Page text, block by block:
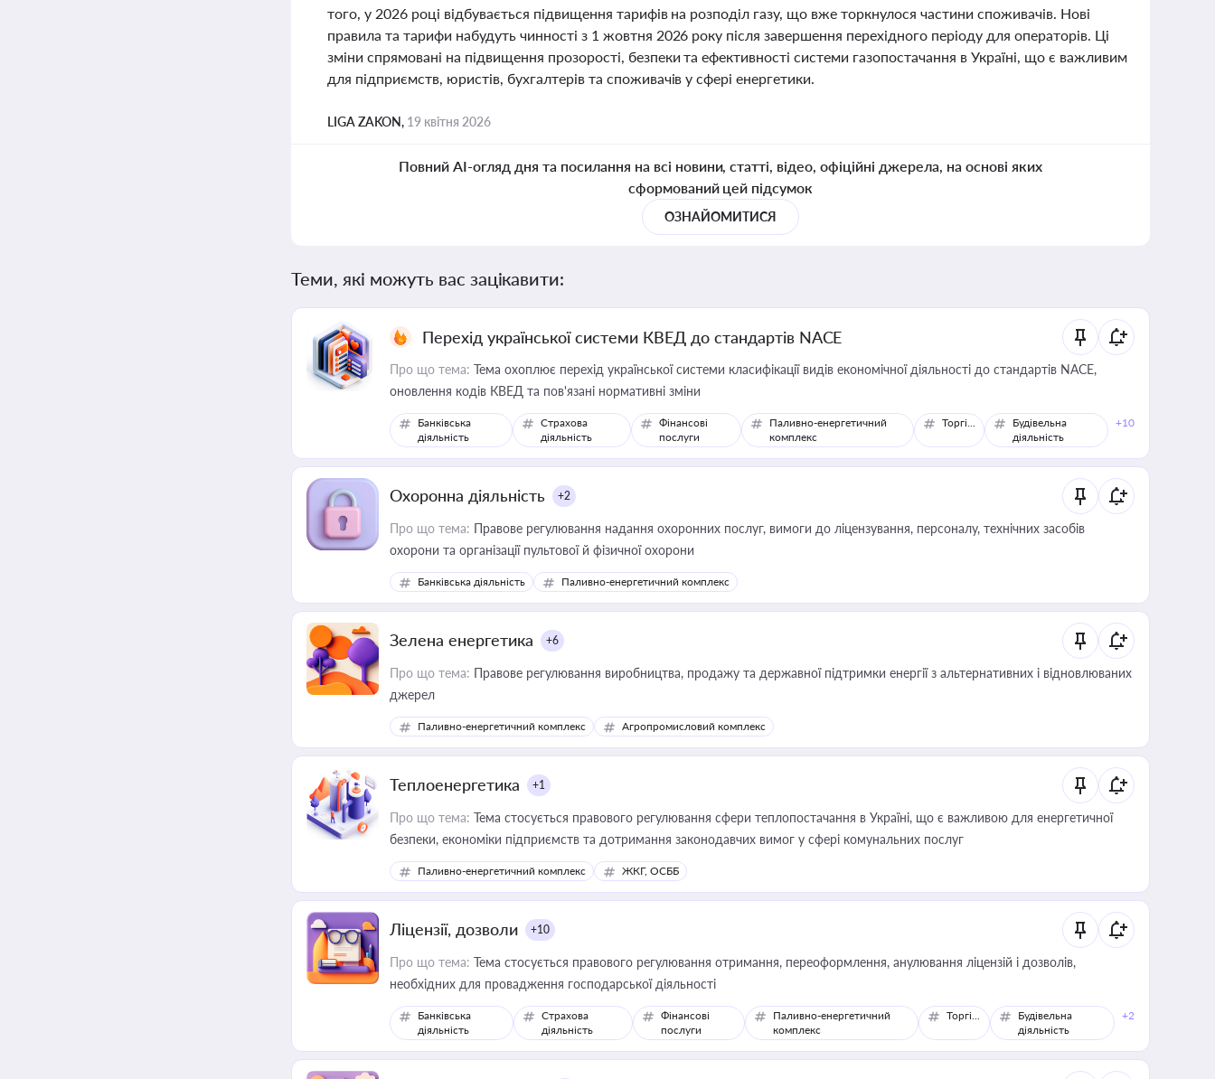
того, у 2026 році відбувається підвищення тарифів на розподіл газу, що вже торкнулося частини споживачів. Нові
правила та тарифи набудуть чинності з 1 жовтня 2026 року після завершення перехідного періоду для операторів. Ці
зміни спрямовані на підвищення прозорості, безпеки та ефективності системи газопостачання в Україні, що є важливим
для підприємств, юристів, бухгалтерів та споживачів у сфері енергетики.
LIGA ZAKON, 19 квітня 2026
Повний AI-огляд дня та посилання на всі новини, статті, відео, офіційні джерела, на основі яких
сформований цей підсумок
ОЗНАЙОМИТИСЯ
Теми, які можуть вас зацікавити:
Перехід української системи КВЕД до стандартів NACE
Про що тема: Тема охоплює перехід української системи класифікації видів економічної діяльності до стандартів NACE,
оновлення кодів КВЕД та пов'язані нормативні зміни
Банківська
діяльність
Страхова
діяльність
Фінансові
послуги
Паливно-енергетичний
комплекс
Торгівля
Будівельна
діяльність
+10
Охоронна діяльність +2
Про що тема: Правове регулювання надання охоронних послуг, вимоги до ліцензування, персоналу, технічних засобів
охорони та організації пультової й фізичної охорони
Банківська діяльність Паливно-енергетичний комплекс
Зелена енергетика +6
Про що тема: Правове регулювання виробництва, продажу та державної підтримки енергії з альтернативних і відновлюваних
джерел
Паливно-енергетичний комплекс Агропромисловий комплекс
Теплоенергетика +1
Про що тема: Тема стосується правового регулювання сфери теплопостачання в Україні, що є важливою для енергетичної
безпеки, економіки підприємств та дотримання законодавчих вимог у сфері комунальних послуг
Паливно-енергетичний комплекс ЖКГ, ОСББ
Ліцензії, дозволи +10
Про що тема: Тема стосується правового регулювання отримання, переоформлення, анулювання ліцензій і дозволів,
необхідних для провадження господарської діяльності
Банківська
діяльність
Страхова
діяльність
Фінансові
послуги
Паливно-енергетичний
комплекс
Торгівля
Будівельна
діяльність
+2